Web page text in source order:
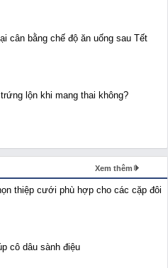
cân bằng chế độ ăn uống sau Tết
lộn khi mang thai không?
Xem thêm
thiệp cưới phù hợp cho các cặp đôi
cô dâu sành điệu